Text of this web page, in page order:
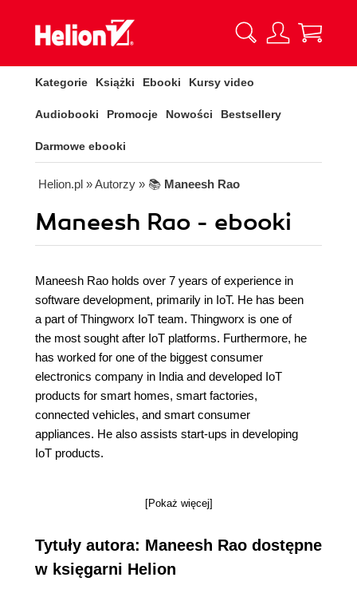
Kategorie Książki Ebooki Kursy video
Audiobooki Promocje Nowości Bestsellery
Darmowe ebooki
Helion.pl » Autorzy » 📚 Maneesh Rao
Maneesh Rao - ebooki
Maneesh Rao holds over 7 years of experience in
software development, primarily in IoT. He has been
a part of Thingworx IoT team. Thingworx is one of
the most sought after IoT platforms. Furthermore, he
has worked for one of the biggest consumer
electronics company in India and developed IoT
products for smart homes, smart factories,
connected vehicles, and smart consumer
appliances. He also assists start-ups in developing
IoT products.
[Pokaż więcej]
Tytuły autora: Maneesh Rao dostępne
w księgarni Helion